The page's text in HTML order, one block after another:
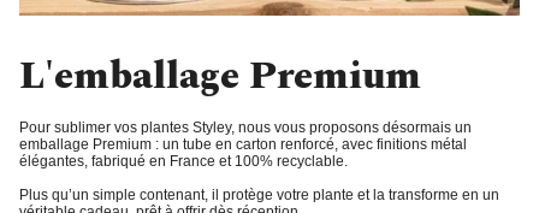
L'emballage Premium
Pour sublimer vos plantes Styley, nous vous proposons désormais un
emballage Premium : un tube en carton renforcé, avec finitions métal
élégantes, fabriqué en France et 100% recyclable.
Plus qu’un simple contenant, il protège votre plante et la transforme en un